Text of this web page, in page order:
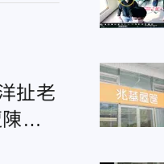
扯老
智